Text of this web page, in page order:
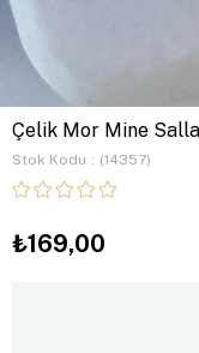
Çelik Mor Mine
Stok Kodu (14357)
₺169,00